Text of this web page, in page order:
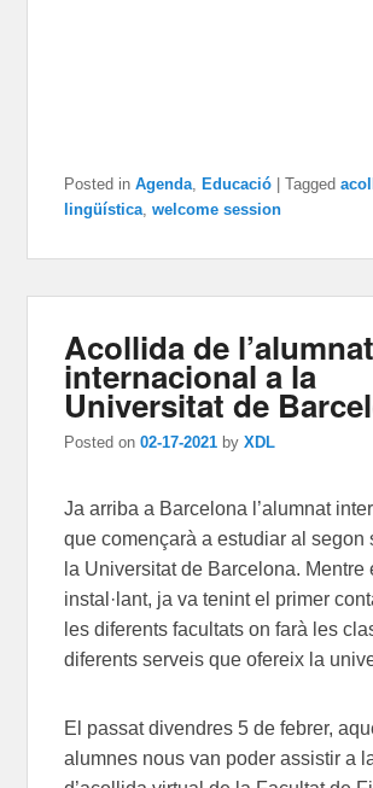
Posted in Agenda, Educació |Tagged
lingüística,welcome session
Acollida de l’alumnat
internacional a la
Universitat de
Posted on02-17-2021 byXDL
Ja arriba a Barcelona l’alumnat
que començarà a estudiar al segon
la Universitat de Barcelona. Mentre
instal·lant, ja va tenint el primer
les diferents facultats on farà les
diferents serveis que ofereix la
El passat divendres 5 de febrer,
alumnes nous van poder assistir a